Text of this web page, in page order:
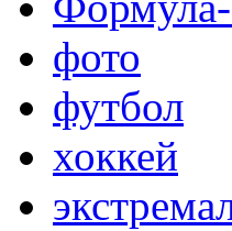
фото
футбол
хоккей